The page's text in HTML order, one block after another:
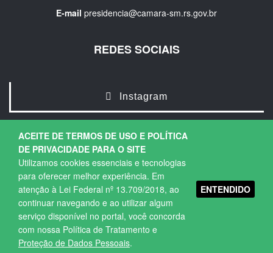
ACEITE DE TERMOS DE USO E POLÍTICA
DE PRIVACIDADE PARA O SITE
Utilizamos cookies essenciais e tecnologias
para oferecer melhor experiência. Em
atenção à Lei Federal nº 13.709/2018, ao
continuar navegando e ao utilizar algum
serviço disponível no portal, você concorda
com nossa Política de Tratamento e
Proteção de Dados Pessoais.
ENTENDIDO
E-mail presidencia@camara-sm.rs.gov.br
REDES SOCIAIS
Instagram
Copyright © 2026. Todos os direitos Reservados.
Política de Privacidade |Termos de Uso